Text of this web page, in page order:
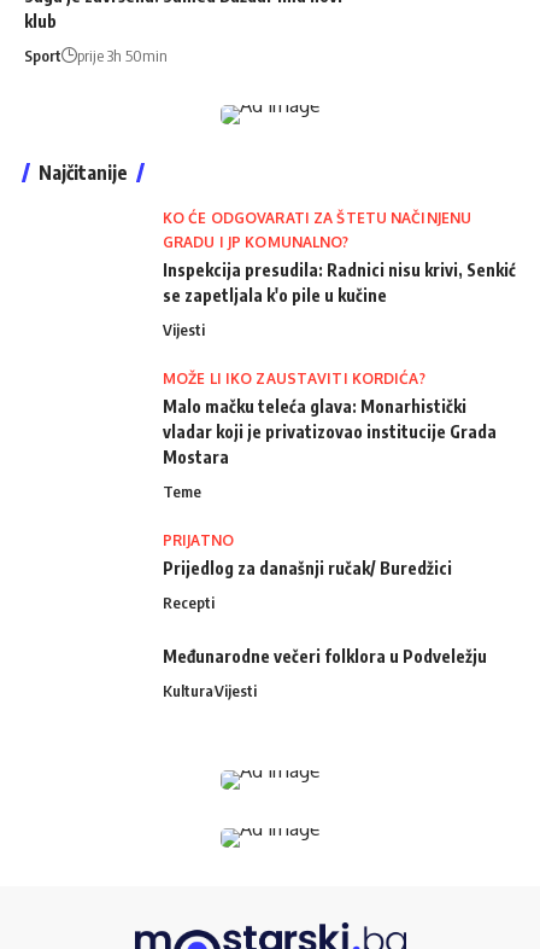
klub
Sport prije 3h 50min
Najčitanije
KO ĆE ODGOVARATI ZA ŠTETU NAČINJENU
GRADU I JP KOMUNALNO?
Inspekcija presudila: Radnici nisu krivi, Senkić
se zapetljala k'o pile u kučine
Vijesti
MOŽE LI IKO ZAUSTAVITI KORDIĆA?
Malo mačku teleća glava: Monarhistički
vladar koji je privatizovao institucije Grada
Mostara
Teme
PRIJATNO
Prijedlog za današnji ručak/ Buredžici
Recepti
Međunarodne večeri folklora u Podveležju
KulturaVijesti